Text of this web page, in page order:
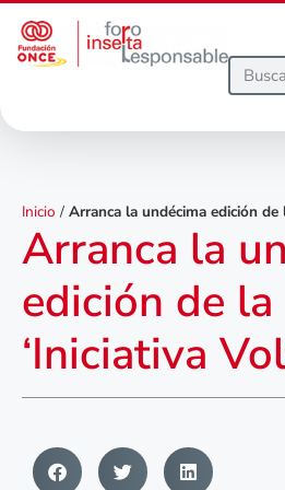
Inicio / Arranca la undécima edición de
Arranca la
edición de la
‘Iniciativa